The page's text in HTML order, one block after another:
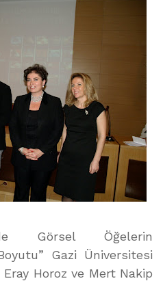
Görsel Öğelerin
Gazi Üniversitesi
Horoz ve Mert Nakip